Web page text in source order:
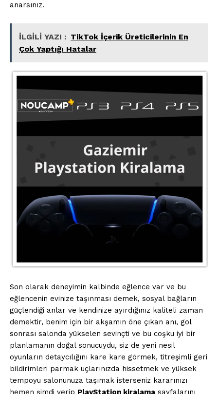
anarsınız.
İLGİLİ YAZI : TikTok İçerik Üreticilerinin En
Çok Yaptığı Hatalar
Son olarak deneyimin kalbinde eğlence var ve bu
eğlencenin evinize taşınması demek, sosyal bağların
güçlendiği anlar ve kendinize ayırdığınız kaliteli zaman
demektir, benim için bir akşamın öne çıkan anı, gol
sonrası salonda yükselen sevinçti ve bu coşku iyi bir
planlamanın doğal sonucuydu, siz de yeni nesil
oyunların detaycılığını kare kare görmek, titreşimli geri
bildirimleri parmak uçlarınızda hissetmek ve yüksek
tempoyu salonunuza taşımak isterseniz kararınızı
hemen şimdi verip PlayStation kiralama sayfalarını